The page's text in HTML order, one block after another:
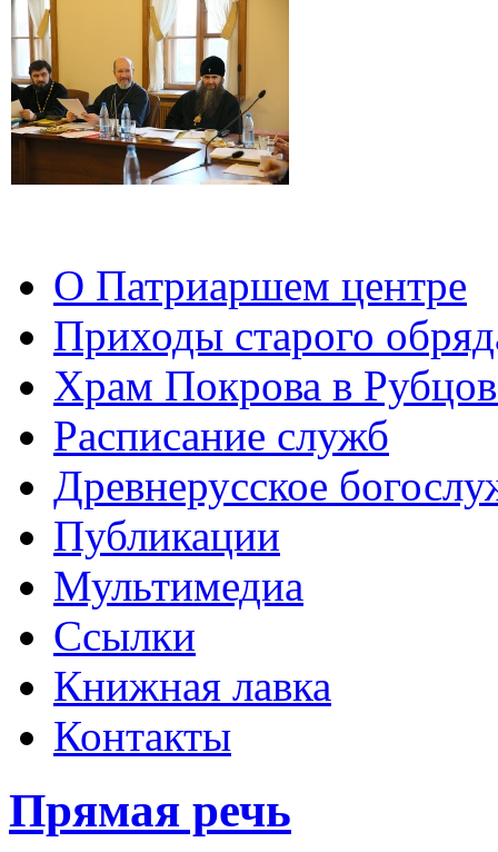
О Патриаршем центре
Приходы старого
Храм Покрова в
Расписание служб
Древнерусское
Публикации
Мультимедиа
Ссылки
Книжная лавка
Контакты
Прямая речь